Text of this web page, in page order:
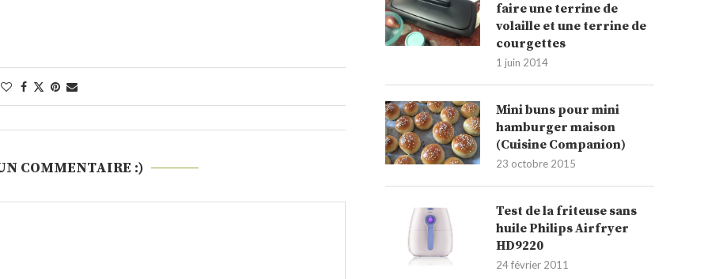
COMMENTAIRE :)
faire une terrine de
volaille et une terrine de
courgettes
1 juin 2014
Mini buns pour mini
hamburger maison
(Cuisine Companion)
23 octobre 2015
Test de la friteuse sans
huile Philips Airfryer
HD9220
24 février 2011